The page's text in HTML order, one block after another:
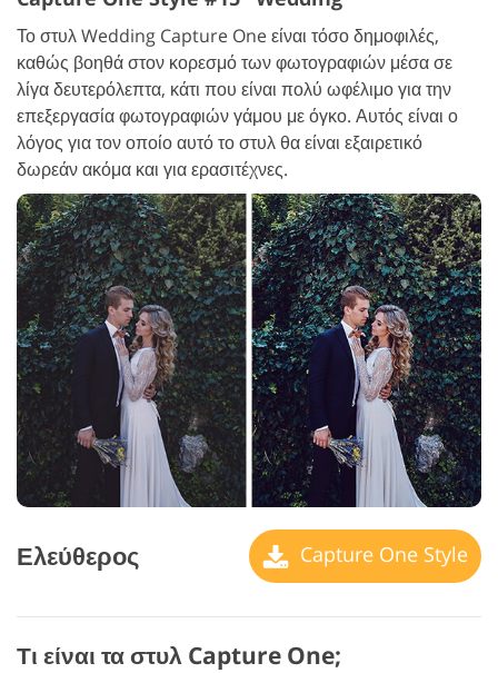
Το στυλ Wedding Capture One είναι τόσο δημοφιλές,
καθώς βοηθά στον κορεσμό των φωτογραφιών μέσα σε
λίγα δευτερόλεπτα, κάτι που είναι πολύ ωφέλιμο για την
επεξεργασία φωτογραφιών γάμου με όγκο. Αυτός είναι ο
λόγος για τον οποίο αυτό το στυλ θα είναι εξαιρετικό
δωρεάν ακόμα και για ερασιτέχνες.
Ελεύθερος Capture One Style
Τι είναι τα στυλ Capture One;